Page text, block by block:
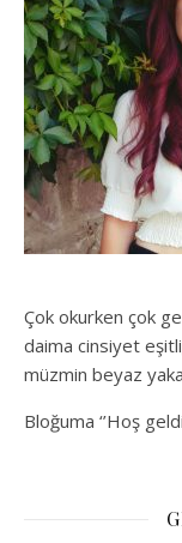
Çok okurken çok
daima cinsiyet
müzmin beyaz
Bloğuma ‘’Hoş